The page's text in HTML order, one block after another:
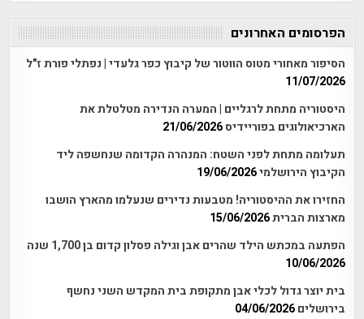
הפרסומים האחרונים
הסיפור מאחורי מטוס הווטור של קיבוץ כפר גלעדי | נפתלי פורת ז"ל
11/07/2026
היסטוריה מתחת לרגליים | המערה הנדירה מטלטלת את
הארכיאולוגים בפוריידיס21/06/2026
תעלומה מתחת לפני השטח: המנהרה הקדומה שנחשפה ליד
הקיבוץ הירושלמי19/06/2026
החזירו את ההיסטוריה! מטבעות נדירים שנעלמו מהארץ הושבו
מארצות הברית15/06/2026
הפתעה במכתש הילד שהרים אבן וגילה פסלון קדום בן 1,700 שנה
10/06/2026
בית יוצר גדול לכלי אבן מתקופת בית המקדש השני נחשף
בירושלים 04/06/2026